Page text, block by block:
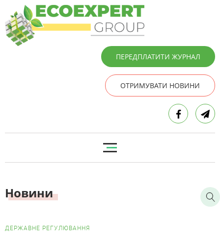
ПЕРЕДПЛАТИТИ ЖУРНАЛ
ОТРИМУВАТИ НОВИНИ
Новини
ДЕРЖАВНЕ РЕГУЛЮВАННЯ